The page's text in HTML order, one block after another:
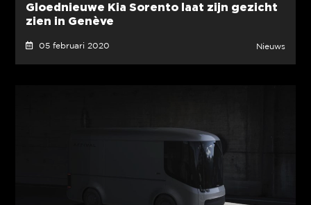
Gloednieuwe Kia Sorento laat zijn gezicht
zien in Genève
05 februari 2020 Nieuws